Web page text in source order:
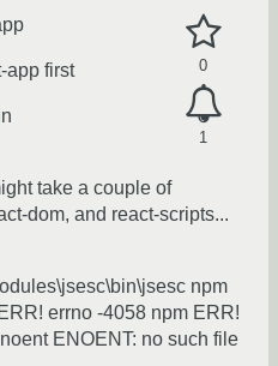
0
1
app first
take a couple of
dom, and react-scripts...
npm
errno -4058 npm ERR!
ENOENT: no such file